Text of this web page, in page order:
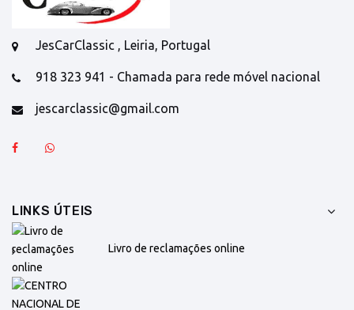
JesCarClassic , Leiria, Portugal
918 323 941 - Chamada para rede móvel nacional
jescarclassic@gmail.com
LINKS ÚTEIS
Livro de reclamações online